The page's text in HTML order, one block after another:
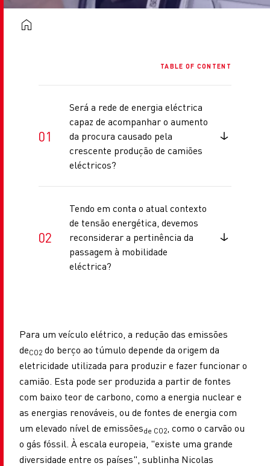
TABLE OF CONTENT
Será a rede de energia eléctrica
capaz de acompanhar o aumento
da procura causado pela
crescente produção de camiões
eléctricos?
Tendo em conta o atual contexto
de tensão energética, devemos
reconsiderar a pertinência da
passagem à mobilidade
eléctrica?
Para um veículo elétrico, a redução das emissões
deCO2 do berço ao túmulo depende da origem da
eletricidade utilizada para produzir e fazer funcionar o
camião. Esta pode ser produzida a partir de fontes
com baixo teor de carbono, como a energia nuclear e
as energias renováveis, ou de fontes de energia com
um elevado nível de emissõesde CO2 , como o carvão ou
o gás fóssil. À escala europeia, "existe uma grande
diversidade entre os países", sublinha Nicolas